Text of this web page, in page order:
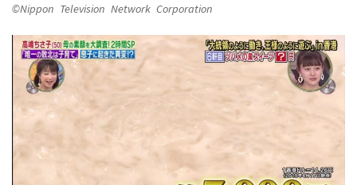
©Nippon Television Network Corporation